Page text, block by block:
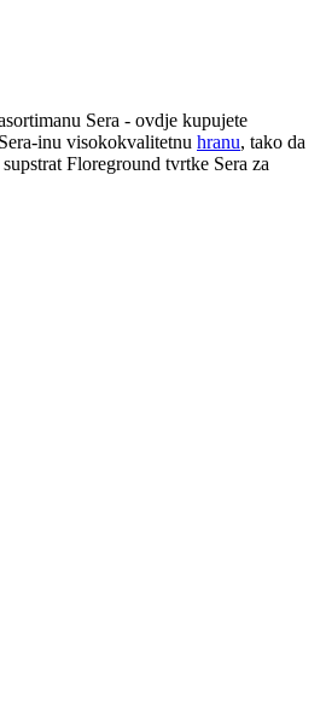
Sera - ovdje kupujete
inu visokokvalitetnu hranu, tako da
Floreground tvrtke Sera za